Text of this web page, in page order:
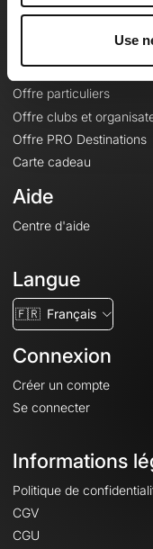
Use
Offres
Fonds de cartes
Fonctionnalités
Offre particuliers
Offre clubs et
Offre PRO Destinations
Carte cadeau
Aide
Centre d'aide
Langue
🇫🇷 Français
Connexion
Créer un compte
Se connecter
Informations
Politique de
CGV
CGU